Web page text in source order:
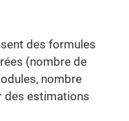
des formules
(nombre de
nombre
des estimations